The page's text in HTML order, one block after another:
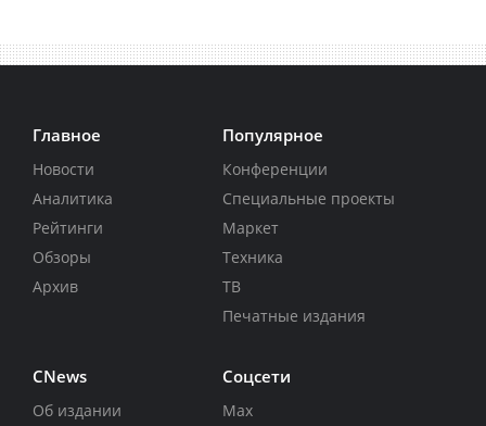
Главное
Новости
Аналитика
Рейтинги
Обзоры
Архив
Популярное
Конференции
Специальные проекты
Маркет
Техника
ТВ
Печатные издания
CNews
Об издании
Соцсети
Max